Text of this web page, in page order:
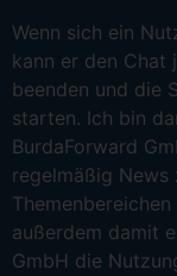
Wenn sich ein
kann er den Chat
beenden und die
starten. Ich bin
BurdaForward
regelmäßig News
außerdem damit
GmbH die